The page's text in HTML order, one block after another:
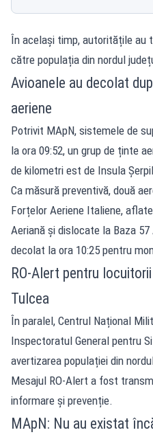
În același timp, autoritățile au
către populația din nordul
Avioanele au decolat
aeriene
Potrivit MApN, sistemele de
la ora 09:52, un grup de ținte
de kilometri est de Insula
Ca măsură preventivă, două
Forțelor Aeriene Italiene,
Aeriană și dislocate la Baza
decolat la ora 10:25 pentru
RO-Alert pentru
Tulcea
În paralel, Centrul Național
Inspectoratul General pentru
avertizarea populației din
Mesajul RO-Alert a fost
informare și prevenție.
MApN: Nu au existat